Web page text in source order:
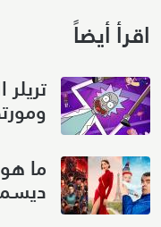
اقرأ أيضاً
ما
ديسمبر